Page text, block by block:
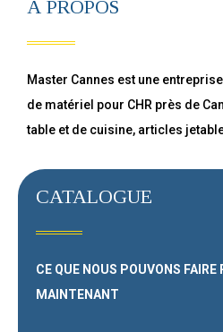
À PROPOS
Master Cannes est une
de matériel pour CHR près de
table et de cuisine, articles
CATALOGUE
CE QUE NOUS POUVONS FAIRE
MAINTENANT